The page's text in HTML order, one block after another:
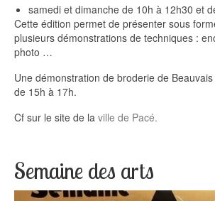
samedi et dimanche de 10h à 12h30 et
Cette édition permet de présenter sous
plusieurs démonstrations de techniques :
photo …
Une démonstration de broderie de
de 15h à 17h.
Cf sur le site de la ville de Pacé.
Semaine des arts